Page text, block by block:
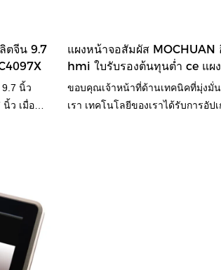
ตจีน 9.7
นิ้ว
นิ้ว เมื่อ
บกพร่อง
เนื่อง
ขนาด
รของคุณ
หน้าจอ
แผงหน้าจอสัมผัส MOCHUAN
hmi ใบรับรองต้นทุนต่ำ ce แผ
ขนาด 9.7 นิ้วราคาถูก
ขอบคุณเจ้าหน้าที่ด้านเทคนิคที่มุ่งมั่
เรา เทคโนโลยีของเราได้รับการอัป